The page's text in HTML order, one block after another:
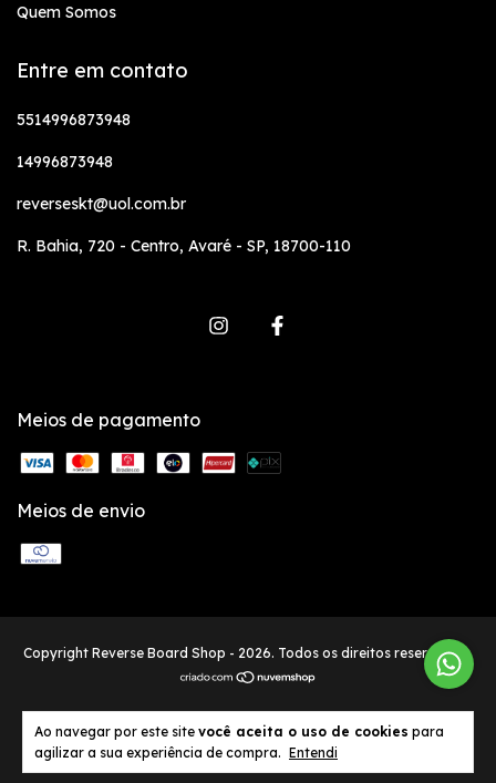
Ao navegar por este site você aceita o uso de cookies para
agilizar a sua experiência de compra. Entendi
Quem Somos
Entre em contato
5514996873948
14996873948
reverseskt@uol.com.br
R. Bahia, 720 - Centro, Avaré - SP, 18700-110
Meios de pagamento
Meios de envio
Copyright Reverse Board Shop - 2026. Todos os direitos reservados.